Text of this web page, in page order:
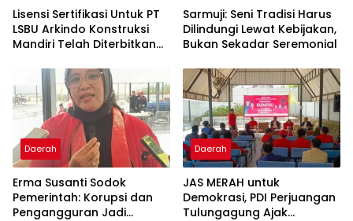
Lisensi Sertifikasi Untuk PT
LSBU Arkindo Konstruksi
Mandiri Telah Diterbitkan
Sarmuji: Seni Tradisi Harus
Dilindungi Lewat Kebijakan,
Bukan Sekadar Seremonial
Daerah
Erma Susanti Sodok
Pemerintah: Korupsi dan
Pengangguran Jadi
Daerah
JAS MERAH untuk
Demokrasi, PDI Perjuangan
Tulungagung Ajak